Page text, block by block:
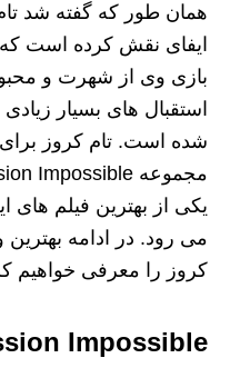
همان طور که گفته شد
ایفای نقش کرده است که
بازی وی از شهرت و
استقبال های بسیار
شده است. تام کروز برای
یکی از بهترین فیلم های
می رود. در ادامه
کروز را معرفی خواهیم